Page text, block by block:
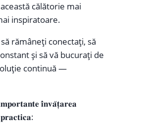
călătorie mai
inspiratoare.
rămâneți conectați, să
și să vă bucurați de
continuă —
𝐢̂𝐧𝐯𝐚̆𝐭̦𝐚𝐫𝐞𝐚